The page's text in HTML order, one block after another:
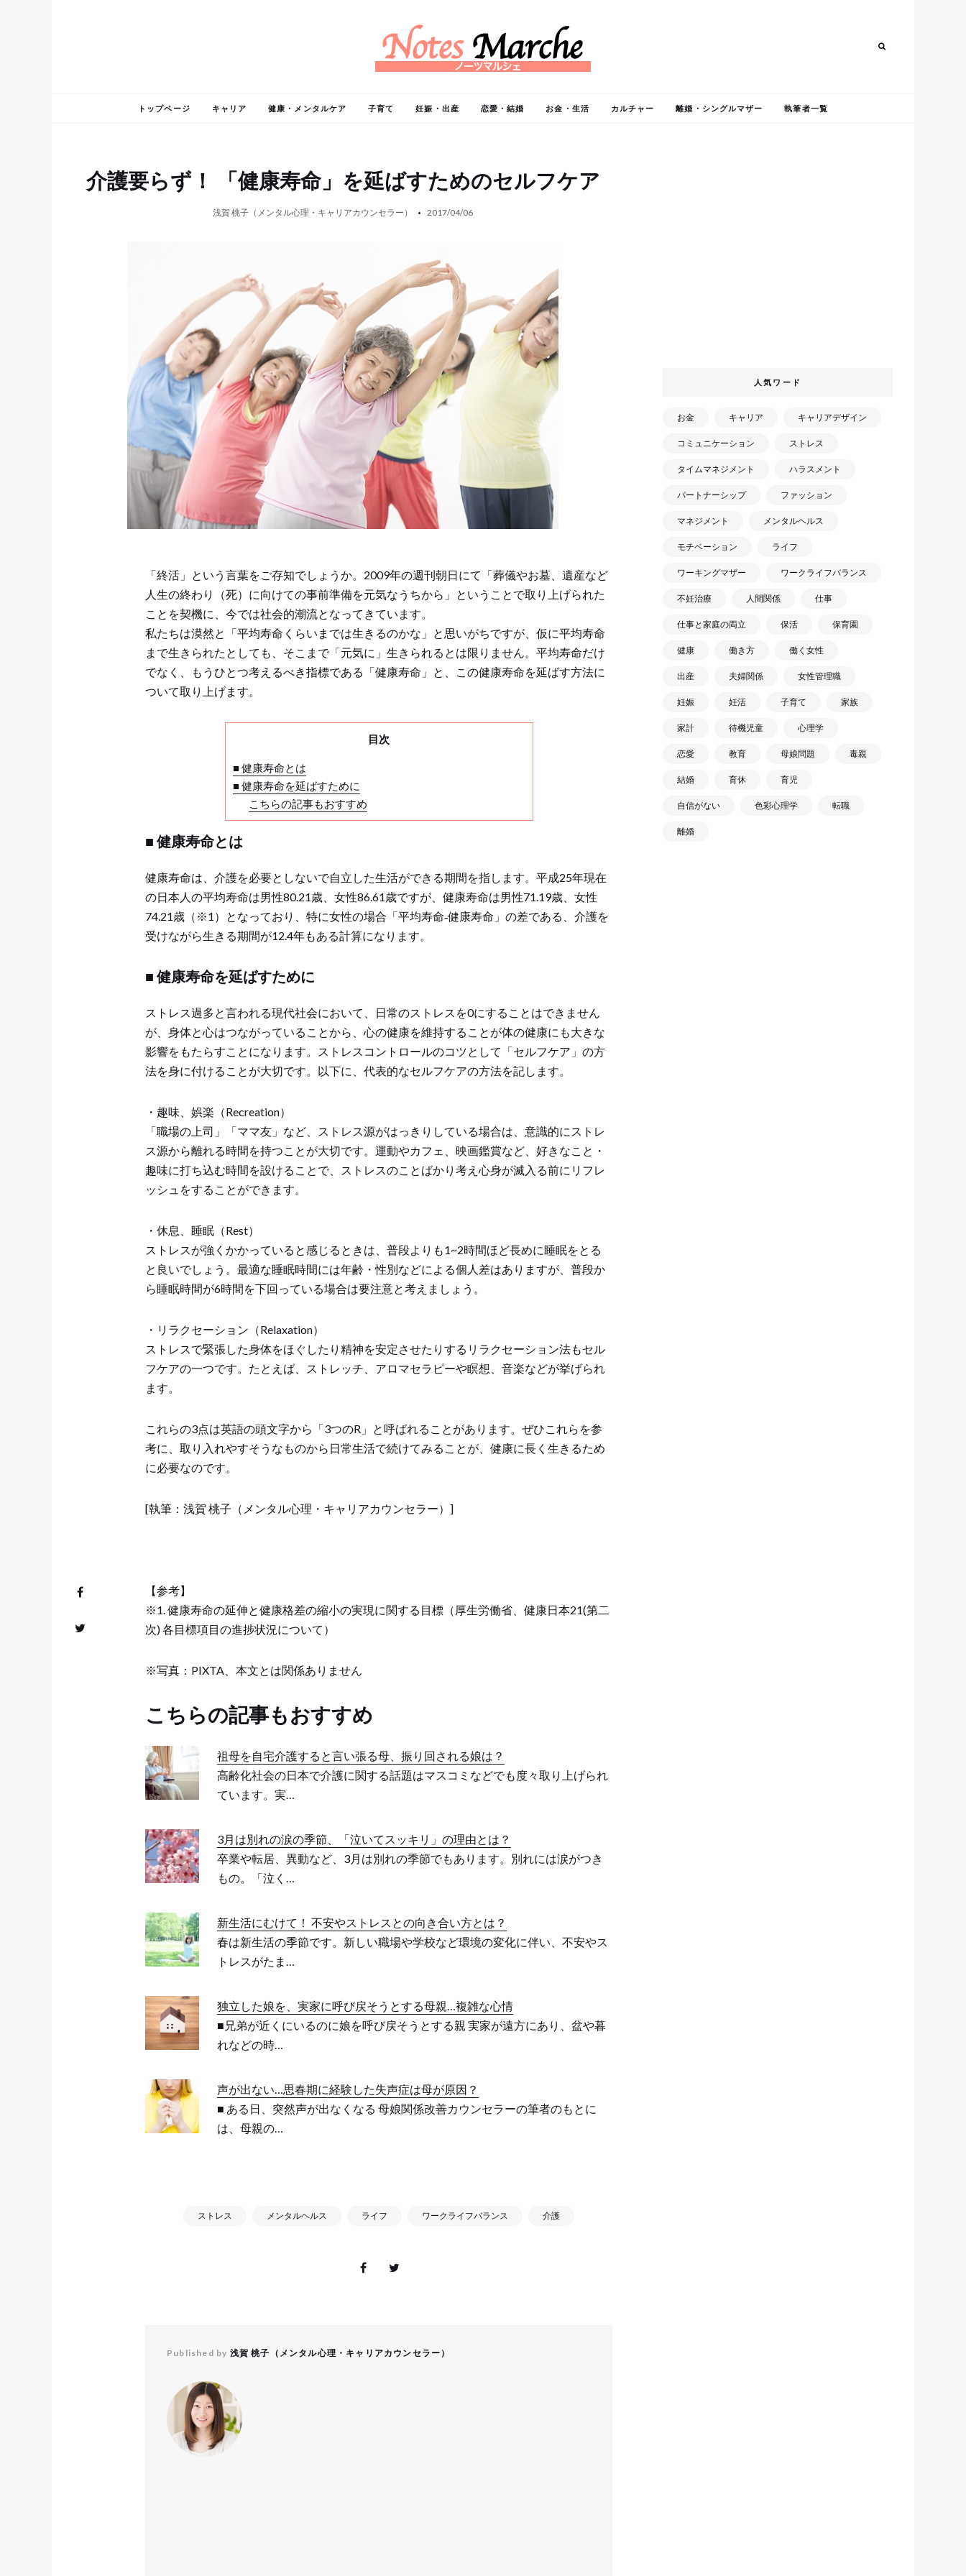
トップページ キャリア 健康・メンタルケア 子育て 妊娠・出産 恋愛・結婚 お金・生活 カルチャー 離婚・シングルマザー 執筆者一覧
介護要らず！ 「健康寿命」を延ばすためのセルフケア
浅賀 桃子（メンタル心理・キャリアカウンセラー） 2017/04/06
「終活」という言葉をご存知でしょうか。2009年の週刊朝日にて「葬儀やお墓、遺産など
人生の終わり（死）に向けての事前準備を元気なうちから」ということで取り上げられた
ことを契機に、今では社会的潮流となってきています。
私たちは漠然と「平均寿命くらいまでは生きるのかな」と思いがちですが、仮に平均寿命
まで生きられたとしても、そこまで「元気に」生きられるとは限りません。平均寿命だけ
でなく、もうひとつ考えるべき指標である「健康寿命」と、この健康寿命を延ばす方法に
ついて取り上げます。
目次
■ 健康寿命とは
■ 健康寿命を延ばすために
こちらの記事もおすすめ
■ 健康寿命とは
健康寿命は、介護を必要としないで自立した生活ができる期間を指します。平成25年現在
の日本人の平均寿命は男性80.21歳、女性86.61歳ですが、健康寿命は男性71.19歳、女性
74.21歳（※1）となっており、特に女性の場合「平均寿命‐健康寿命」の差である、介護を
受けながら生きる期間が12.4年もある計算になります。
■ 健康寿命を延ばすために
ストレス過多と言われる現代社会において、日常のストレスを0にすることはできません
が、身体と心はつながっていることから、心の健康を維持することが体の健康にも大きな
影響をもたらすことになります。ストレスコントロールのコツとして「セルフケア」の方
法を身に付けることが大切です。以下に、代表的なセルフケアの方法を記します。
・趣味、娯楽（Recreation）
「職場の上司」「ママ友」など、ストレス源がはっきりしている場合は、意識的にストレ
ス源から離れる時間を持つことが大切です。運動やカフェ、映画鑑賞など、好きなこと・
趣味に打ち込む時間を設けることで、ストレスのことばかり考え心身が滅入る前にリフレ
ッシュをすることができます。
・休息、睡眠（Rest）
ストレスが強くかかっていると感じるときは、普段よりも1~2時間ほど長めに睡眠をとる
と良いでしょう。最適な睡眠時間には年齢・性別などによる個人差はありますが、普段か
ら睡眠時間が6時間を下回っている場合は要注意と考えましょう。
・リラクセーション（Relaxation）
ストレスで緊張した身体をほぐしたり精神を安定させたりするリラクセーション法もセル
フケアの一つです。たとえば、ストレッチ、アロマセラピーや瞑想、音楽などが挙げられ
ます。
これらの3点は英語の頭文字から「3つのR」と呼ばれることがあります。ぜひこれらを参
考に、取り入れやすそうなものから日常生活で続けてみることが、健康に長く生きるため
に必要なのです。
[執筆：浅賀 桃子（メンタル心理・キャリアカウンセラー）]
【参考】
※1. 健康寿命の延伸と健康格差の縮小の実現に関する目標（厚生労働省、健康日本21(第二
次) 各目標項目の進捗状況について）
※写真：PIXTA、本文とは関係ありません
こちらの記事もおすすめ
祖母を自宅介護すると言い張る母、振り回される娘は？
高齢化社会の日本で介護に関する話題はマスコミなどでも度々取り上げられ
ています。実…
3月は別れの涙の季節、「泣いてスッキリ」の理由とは？
卒業や転居、異動など、3月は別れの季節でもあります。別れには涙がつき
もの。「泣く…
新生活にむけて！ 不安やストレスとの向き合い方とは？
春は新生活の季節です。新しい職場や学校など環境の変化に伴い、不安やス
トレスがたま…
独立した娘を、実家に呼び戻そうとする母親…複雑な心情
■兄弟が近くにいるのに娘を呼び戻そうとする親 実家が遠方にあり、盆や暮
れなどの時…
声が出ない…思春期に経験した失声症は母が原因？
■ ある日、突然声が出なくなる 母娘関係改善カウンセラーの筆者のもとに
は、母親の…
ストレス メンタルヘルス ライフ ワークライフバランス 介護
Published by 浅賀 桃子（メンタル心理・キャリアカウンセラー）
人気ワード
お金 キャリア キャリアデザイン
コミュニケーション ストレス
タイムマネジメント ハラスメント
パートナーシップ ファッション
マネジメント メンタルヘルス
モチベーション ライフ
ワーキングマザー ワークライフバランス
不妊治療 人間関係 仕事
仕事と家庭の両立 保活 保育園
健康 働き方 働く女性
出産 夫婦関係 女性管理職
妊娠 妊活 子育て 家族
家計 待機児童 心理学
恋愛 教育 母娘問題 毒親
結婚 育休 育児
自信がない 色彩心理学 転職
離婚